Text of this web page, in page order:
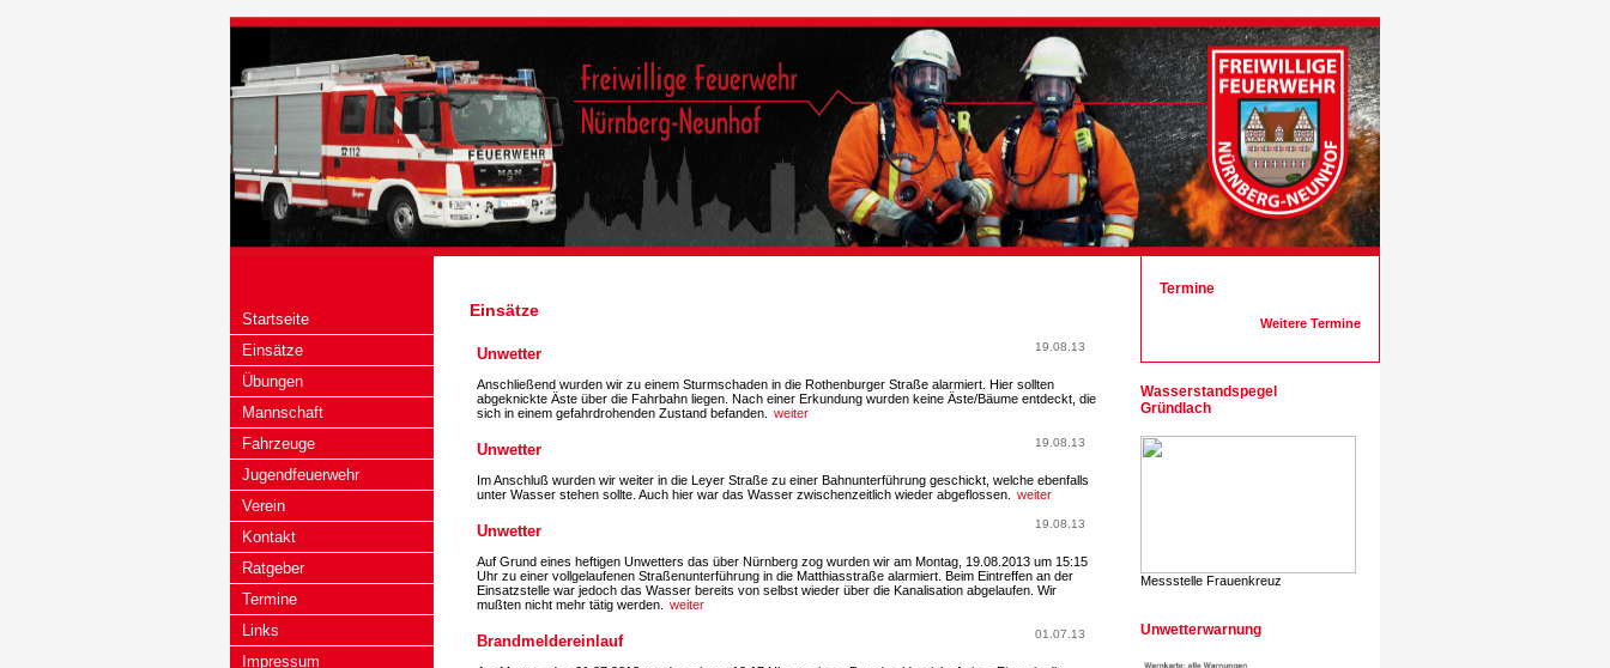
Startseite
Einsätze
Übungen
Mannschaft
Fahrzeuge
Jugendfeuerwehr
Verein
Kontakt
Ratgeber
Termine
Links
Impressum
Einsätze
19.08.13
Unwetter
Anschließend wurden wir zu einem Sturmschaden in die Rothenburger Straße alarmiert. Hier sollten
abgeknickte Äste über die Fahrbahn liegen. Nach einer Erkundung wurden keine Äste/Bäume entdeckt, die
sich in einem gefahrdrohenden Zustand befanden.
weiter
19.08.13
Unwetter
Im Anschluß wurden wir weiter in die Leyer Straße zu einer Bahnunterführung geschickt, welche ebenfalls
unter Wasser stehen sollte. Auch hier war das Wasser zwischenzeitlich wieder abgeflossen.
weiter
19.08.13
Unwetter
Auf Grund eines heftigen Unwetters das über Nürnberg zog wurden wir am Montag, 19.08.2013 um 15:15
Uhr zu einer vollgelaufenen Straßenunterführung in die Matthiasstraße alarmiert. Beim Eintreffen an der
Einsatzstelle war jedoch das Wasser bereits von selbst wieder über die Kanalisation abgelaufen. Wir
mußten nicht mehr tätig werden.
weiter
01.07.13
Brandmeldereinlauf
Termine
Weitere Termine
Wasserstandspegel
Gründlach
Messstelle Frauenkreuz
Unwetterwarnung